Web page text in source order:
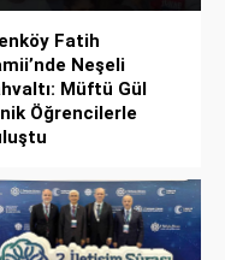
Fatih
Neşeli
Müftü Gül
Öğrencilerle